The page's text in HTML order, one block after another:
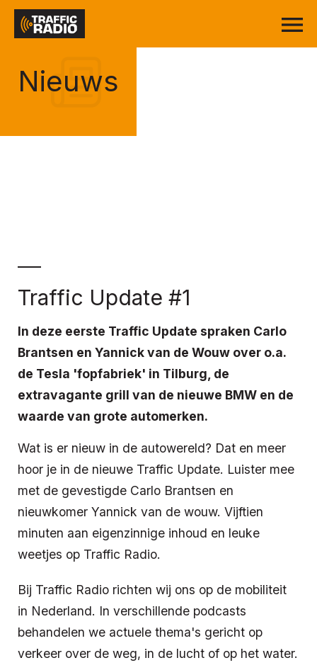
Nieuws
Traffic Update #1
In deze eerste Traffic Update spraken Carlo
Brantsen en Yannick van de Wouw over o.a.
de Tesla 'fopfabriek' in Tilburg, de
extravagante grill van de nieuwe BMW en de
waarde van grote automerken.
Wat is er nieuw in de autowereld? Dat en meer
hoor je in de nieuwe Traffic Update. Luister mee
met de gevestigde Carlo Brantsen en
nieuwkomer Yannick van de wouw. Vijftien
minuten aan eigenzinnige inhoud en leuke
weetjes op Traffic Radio.
Bij Traffic Radio richten wij ons op de mobiliteit
in Nederland. In verschillende podcasts
behandelen we actuele thema's gericht op
verkeer over de weg, in de lucht of op het water.